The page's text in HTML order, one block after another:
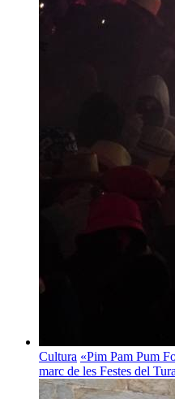
Cultura «Pim Pam Pum
marc de les Festes del Tura